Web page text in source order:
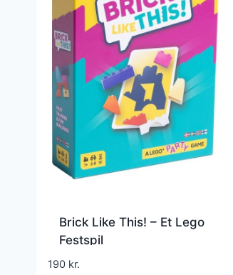
Brick Like This! – Et Lego
Festspil
190 kr.